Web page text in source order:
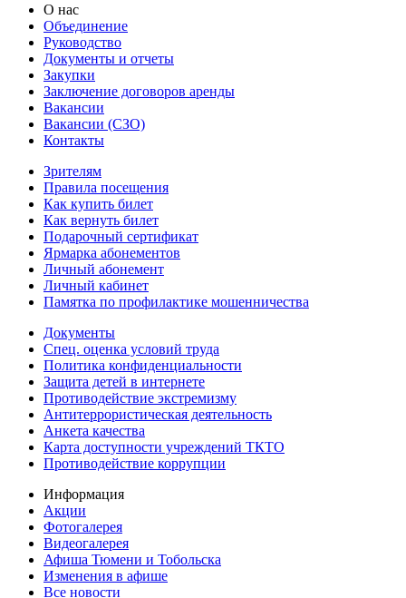
О нас
Объединение
Руководство
Документы и отчеты
Закупки
Заключение договоров аренды
Вакансии
Вакансии (СЗО)
Контакты
Зрителям
Правила посещения
Как купить билет
Как вернуть билет
Подарочный сертификат
Ярмарка абонементов
Личный абонемент
Личный кабинет
Памятка по профилактике мошенничества
Документы
Спец. оценка условий труда
Политика конфиденциальности
Защита детей в интернете
Противодействие экстремизму
Антитеррористическая деятельность
Анкета качества
Карта доступности учреждений ТКТО
Противодействие коррупции
Информация
Акции
Фотогалерея
Видеогалерея
Афиша Тюмени и Тобольска
Изменения в афише
Все новости